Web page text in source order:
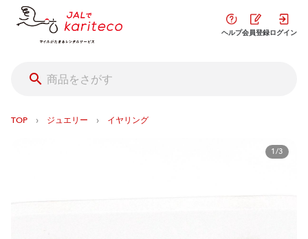
ヘルプ会員登録ログイン
TOP › ジュエリー › イヤリング
1/3